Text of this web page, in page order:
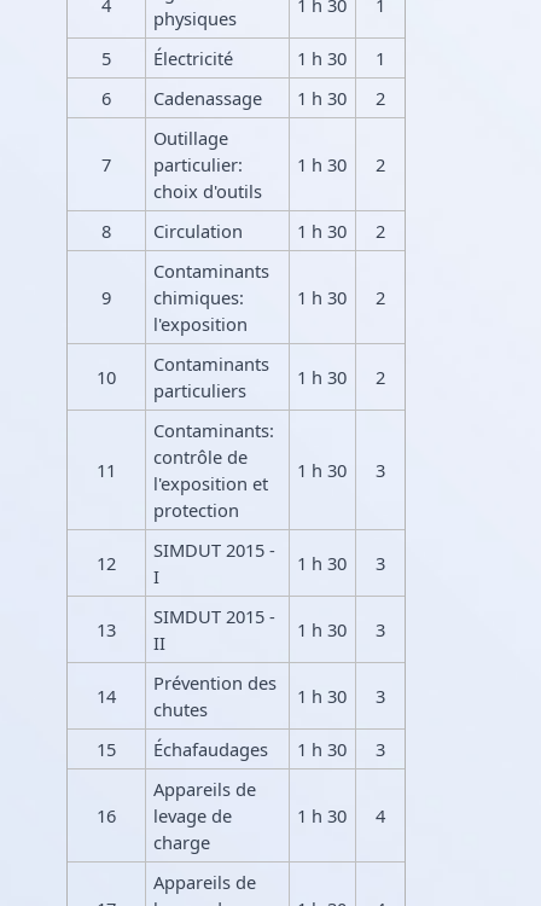
4
physiques
1 h 30 1
5 Électricité 1 h 30
1
6
Cadenassage 1 h 30 2
7
Outillage
particulier:
choix d'outils
1 h 30 2
8 Circulation 1 h 30 2
9
Contaminants
chimiques:
l'exposition
1 h 30 2
10
Contaminants
particuliers
1 h 30 2
11
Contaminants:
contrôle de
l'exposition et
protection
1 h 30 3
12
SIMDUT 2015 -
I
1 h 30 3
13
SIMDUT 2015 -
II
1 h 30 3
14
Prévention des
chutes
1 h 30 3
15 Échafaudages 1 h 30 3
16
Appareils de
levage de
charge
1 h 30 4
Appareils de